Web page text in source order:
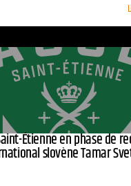
Étienne en phase de
slovène Tamar